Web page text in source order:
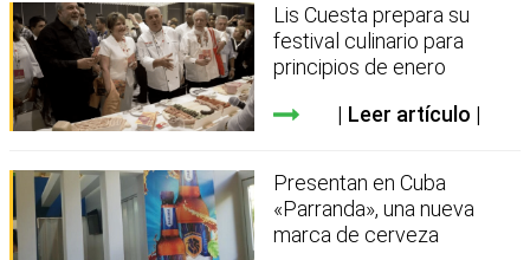
Lis Cuesta prepara su
festival culinario para
principios de enero
Leer artículo
Presentan en Cuba
«Parranda», una nueva
marca de cerveza